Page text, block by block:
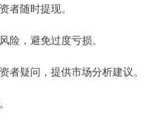
者随时提现。
，避免过度亏损。
疑问，提供市场分析建议。